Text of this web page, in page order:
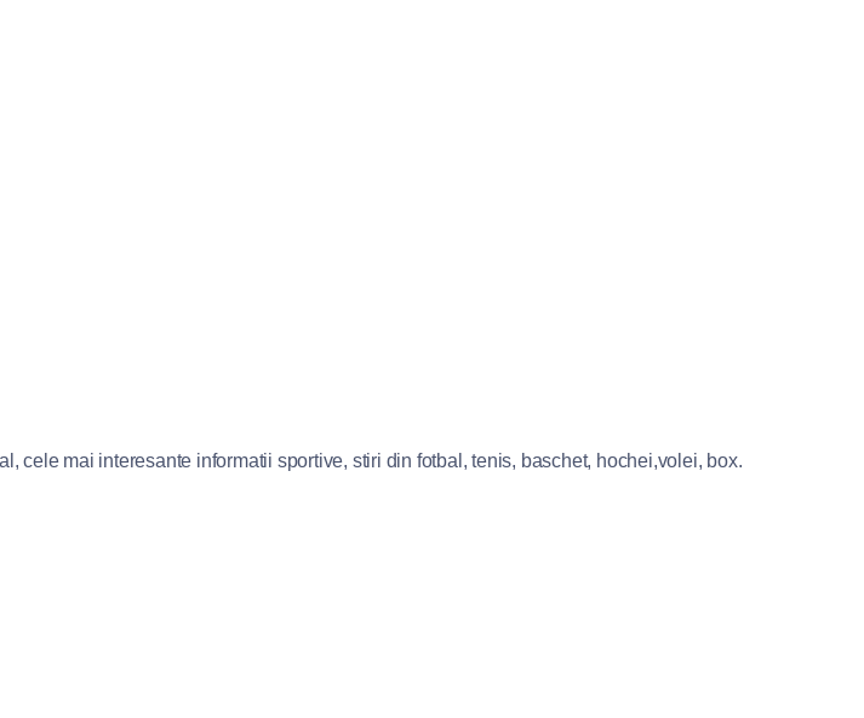
cele mai interesante informatii sportive, stiri din fotbal, tenis, baschet, hochei,volei, box.